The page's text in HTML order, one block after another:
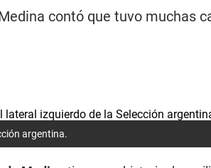
contó que tuvo muchas
argentina.